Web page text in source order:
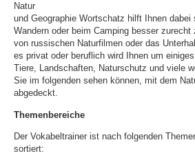
Natur
und Geographie Wortschatz hilft Ihnen
Wandern oder beim Camping besser
von russischen Naturfilmen oder das
es privat oder beruflich wird Ihnen um
Tiere, Landschaften, Naturschutz und viele
Sie im folgenden sehen können, mit dem
abgedeckt.
Themenbereiche
Der Vokabeltrainer ist nach folgenden
sortiert: